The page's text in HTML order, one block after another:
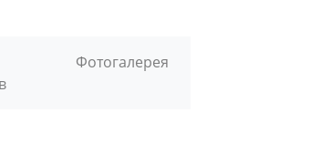
Фотогалерея